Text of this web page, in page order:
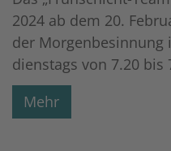
2024 ab dem 20.
der Morgenbesinnung
dienstags von 7.20 bis
Mehr